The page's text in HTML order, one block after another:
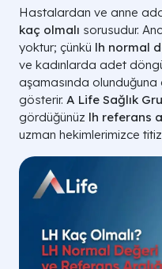
Hastalardan ve anne
kaç olmalı sorusudur.
yoktur; çünkü lh normal
ve kadınlarda adet
aşamasında
gösterir. A Life Sağlık
gördüğünüz lh referans
uzman hekimlerimizce